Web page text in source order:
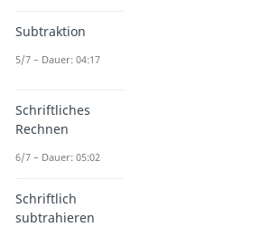
Subtraktion
5/7 – Dauer: 04:17
Schriftliches
Rechnen
6/7 – Dauer: 05:02
Schriftlich
subtrahieren